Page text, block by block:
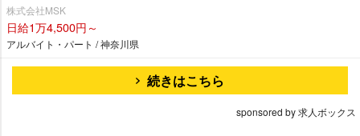
株式会社MSK
日給1万4,500円～
アルバイト・パート / 神奈川県
続きはこちら
sponsored by 求人ボックス